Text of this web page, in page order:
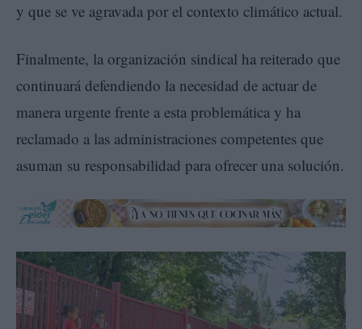
y que se ve agravada por el contexto climático actual.
Finalmente, la organización sindical ha reiterado que
continuará defendiendo la necesidad de actuar de
manera urgente frente a esta problemática y ha
reclamado a las administraciones competentes que
asuman su responsabilidad para ofrecer una solución.